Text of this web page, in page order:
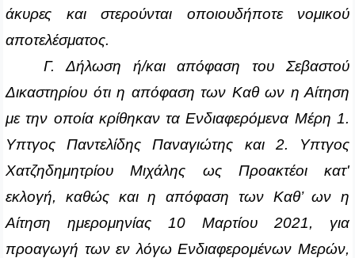
άκυρες και στερούνται οποιουδήποτε νομικού
αποτελέσματος.
Γ. Δήλωση ή/και απόφαση του Σεβαστού
Δικαστηρίου ότι η απόφαση των Καθ ων η Αίτηση
με την οποία κρίθηκαν τα Ενδιαφερόμενα Μέρη 1.
Υπτγος Παντελίδης Παναγιώτης και 2. Υπτγος
Χατζηδημητρίου Μιχάλης ως Προακτέοι κατ'
εκλογή, καθώς και η απόφαση των Καθ’ ων η
Αίτηση ημερομηνίας 10 Μαρτίου 2021, για
προαγωγή των εν λόγω Ενδιαφερομένων Μερών,